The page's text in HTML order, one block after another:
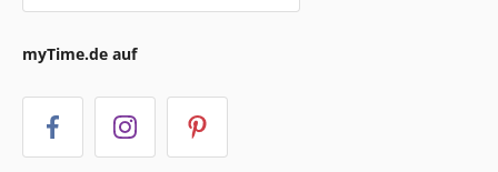
myTime.de auf